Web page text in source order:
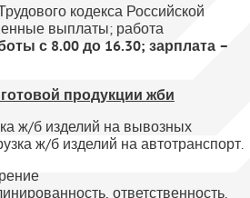
кодекса Российской
выплаты; работа
с 8.00 до 16.30; зарплата –
продукции жби
ж/б изделий на вывозных
ж/б изделий на автотранспорт.
ответственность.